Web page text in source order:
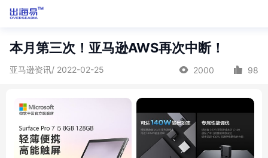
本月第三次！亚马逊AWS再次中断！
亚马逊资讯/ 2022-02-25 2000 98